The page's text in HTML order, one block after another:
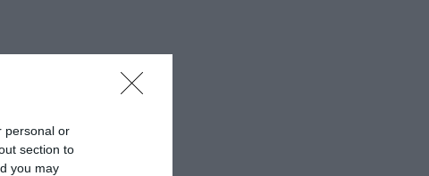
personal or
section to
you may